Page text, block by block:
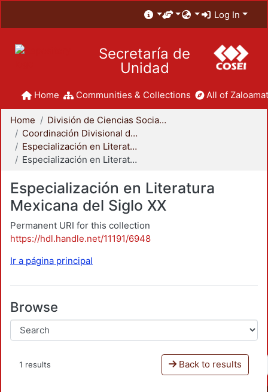
Log In
Secretaría de
Unidad
Home Communities & Collections All of
Home
División de Ciencias Sociales y Humanidades
Coordinación Divisional de Posgrado
Especialización en Literatura Mexicana del Siglo XX
Especialización en Literatura Mexicana del Siglo XX
Especialización en Literatura
Mexicana del Siglo XX
Permanent URI for this collection
https://hdl.handle.net/11191/6948
Ir a página principal
Browse
1 results Back to results